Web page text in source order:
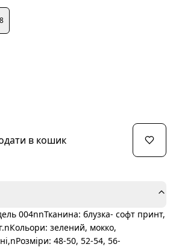
в кошик
004nnТканина: блузка- софт принт,
зелений, мокко,
48-50, 52-54, 56-